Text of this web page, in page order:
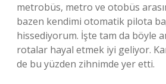
metrobüs, metro ve otobüs
bazen kendimi otomatik pilota
hissediyorum. İşte tam da böyle
rotalar hayal etmek iyi geliyor.
de bu yüzden zihnimde yer etti.